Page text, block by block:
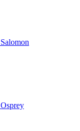
Salomon
Osprey